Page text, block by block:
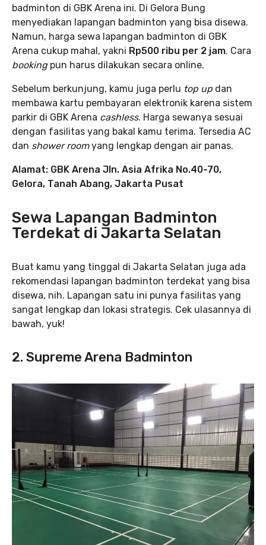
badminton di GBK Arena ini. Di Gelora Bung
menyediakan lapangan badminton yang bisa disewa.
Namun, harga sewa lapangan badminton di GBK
Arena cukup mahal, yakni Rp500 ribu per 2 jam. Cara
bookingpun harus dilakukan secara online.
Sebelum berkunjung, kamu juga perlu top up dan
membawa kartu pembayaran elektronik karena sistem
parkir di GBK Arena cashless. Harga sewanya sesuai
dengan fasilitas yang bakal kamu terima. Tersedia AC
dan shower roomyang lengkap dengan air panas.
Alamat: GBK Arena Jln. Asia Afrika No.40-70,
Gelora, Tanah Abang, Jakarta Pusat
Sewa Lapangan Badminton
Terdekat di Jakarta Selatan
Buat kamu yang tinggal di Jakarta Selatan juga ada
rekomendasi lapangan badminton terdekat yang bisa
disewa, nih. Lapangan satu ini punya fasilitas yang
sangat lengkap dan lokasi strategis. Cek ulasannya di
bawah, yuk!
2. Supreme Arena Badminton